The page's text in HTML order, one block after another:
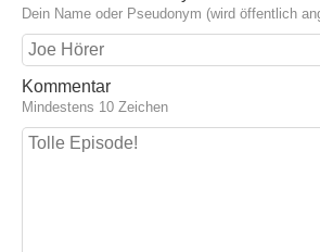
Dein Name oder Pseudonym (wird öffentlich
Kommentar
Mindestens 10 Zeichen